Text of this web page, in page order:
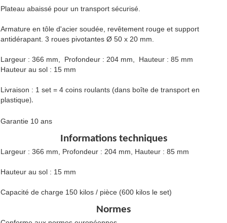
Plateau abaissé pour un transport sécurisé.
Armature en tôle d'acier soudée, revêtement rouge et support
antidérapant. 3 roues pivotantes Ø 50 x 20 mm.
Largeur : 366 mm, Profondeur : 204 mm, Hauteur : 85 mm
Hauteur au sol : 15 mm
Livraison : 1 set = 4 coins roulants (dans boîte de transport en
plastique).
Garantie 10 ans
Informations techniques
Largeur : 366 mm, Profondeur : 204 mm, Hauteur : 85 mm
Hauteur au sol : 15 mm
Capacité de charge 150 kilos / pièce (600 kilos le set)
Normes